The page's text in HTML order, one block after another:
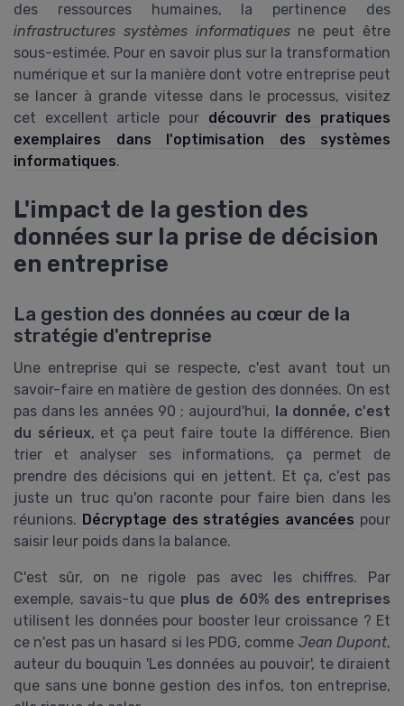
des ressources humaines, la pertinence des
infrastructures systèmes informatiquesne peut être
sous-estimée. Pour en savoir plus sur la transformation
numérique et sur la manière dont votre entreprise peut
se lancer à grande vitesse dans le processus, visitez
cet excellent article pour découvrir des pratiques
exemplaires dans l'optimisation des systèmes
informatiques.
L'impact de la gestion des
données sur la prise de décision
en entreprise
La gestion des données au cœur de la
stratégie d'entreprise
Une entreprise qui se respecte, c'est avant tout un
savoir-faire en matière de gestion des données. On est
pas dans les années 90 ; aujourd'hui,
la donnée, c'est
du sérieux, et ça peut faire toute la différence. Bien
trier et analyser ses informations, ça permet de
prendre des décisions qui en jettent. Et ça, c'est pas
juste un truc qu'on raconte pour faire bien dans les
réunions. Décryptage des stratégies avancées pour
saisir leur poids dans la balance.
C'est sûr, on ne rigole pas avec les chiffres. Par
exemple, savais-tu que plus de 60% des entreprises
utilisent les données pour booster leur croissance ? Et
ce n'est pas un hasard si les PDG, comme Jean Dupont,
auteur du bouquin 'Les données au pouvoir', te diraient
que sans une bonne gestion des infos, ton entreprise,